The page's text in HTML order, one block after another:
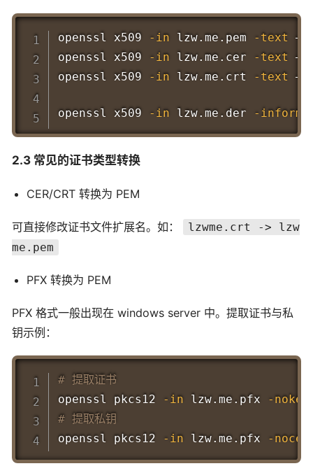
openssl x509 -in lzw.me.pem -text
openssl x509 -in lzw.me.cer -text
openssl x509 -in lzw.me.crt -text
openssl x509 -in lzw.me.der -inform
2.3 常见的证书类型转换
CER/CRT 转换为 PEM
可直接修改证书文件扩展名。如：
lzwme.crt -> lzw
me.pem
PFX 转换为 PEM
PFX 格式一般出现在 windows server 中。提取证书与私
钥示例：
# 提取证书
openssl pkcs12 -in lzw.me.pfx -
# 提取私钥
openssl pkcs12 -in lzw.me.pfx -